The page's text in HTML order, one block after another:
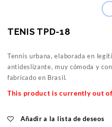
TENIS TPD-18
Tennis urbana, elaborada en
antideslizante, muy cómoda y
fabricado en Brasil.
This product is currently out
Añadir a la lista de deseos